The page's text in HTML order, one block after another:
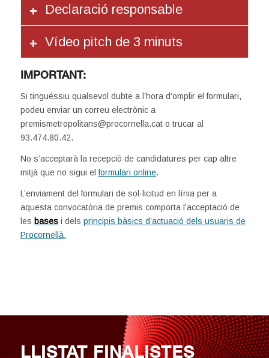
Declaració responsable
Vídeo pitch de 3 minuts
IMPORTANT:
Si tinguéssiu qualsevol dubte a l’hora d’omplir el formulari,
podeu enviar un correu electrònic a
premismetropolitans@procornella.cat o trucar al
93.474.80.42.
No s’acceptarà la recepció de candidatures per cap altre
mitjà que no sigui elformulari online.
L’enviament del formulari de sol·licitud en línia per a
aquesta convocatòria de premis comporta l’acceptació de
les basesi dels principis bàsics d’actuació dels usuaris de
Procornellà.
LLISTAT FINALISTES